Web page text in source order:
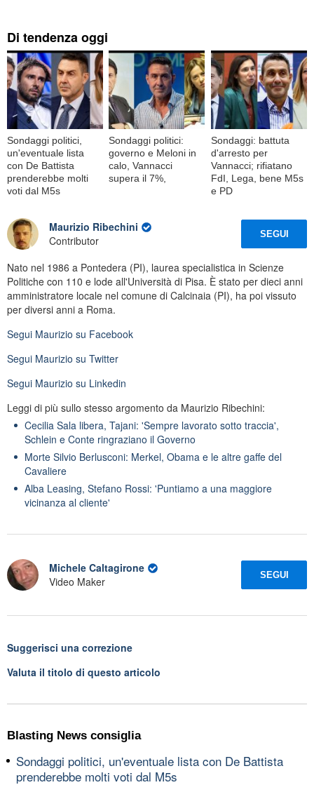
Di tendenza oggi
Sondaggi politici,
un'eventuale lista
con De Battista
prenderebbe molti
voti dal M5s
Sondaggi politici:
governo e Meloni in
calo, Vannacci
supera il 7%,
Sondaggi: battuta
d'arresto per
Vannacci; rifiatano
FdI, Lega, bene M5s
e PD
Maurizio Ribechini
Contributor
SEGUI
Nato nel 1986 a Pontedera (PI), laurea specialistica in Scienze
Politiche con 110 e lode all'Università di Pisa. È stato per dieci anni
amministratore locale nel comune di Calcinaia (PI), ha poi vissuto
per diversi anni a Roma.
Segui Maurizio su Facebook
Segui Maurizio su Twitter
Segui Maurizio su Linkedin
Leggi di più sullo stesso argomento da Maurizio Ribechini:
Cecilia Sala libera, Tajani: 'Sempre lavorato sotto traccia',
Schlein e Conte ringraziano il Governo
Morte Silvio Berlusconi: Merkel, Obama e le altre gaffe del
Cavaliere
Alba Leasing, Stefano Rossi: 'Puntiamo a una maggiore
vicinanza al cliente'
Michele Caltagirone
Video Maker
SEGUI
Suggerisci una correzione
Valuta il titolo di questo articolo
Blasting News consiglia
Sondaggi politici, un'eventuale lista con De Battista
prenderebbe molti voti dal M5s